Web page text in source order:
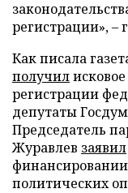
регистрации», –
Как писала
получил
регистрации
депутаты
Председатель
Журавлев заявил
политических